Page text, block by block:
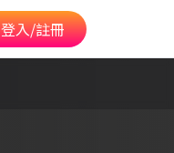
登入/註冊